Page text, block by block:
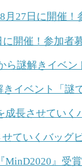
開催！参加者
イベント「謎
ていくバッグ